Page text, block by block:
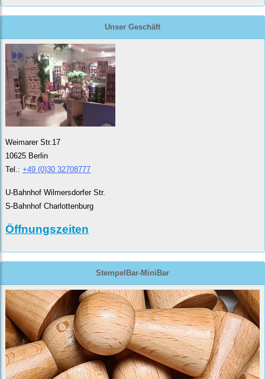
Unser Geschäft
Weimarer Str.17
10625 Berlin
Tel.: +49 (0)30 32708777
U-Bahnhof Wilmersdorfer Str.
S-Bahnhof Charlottenburg
Öffnungszeiten
StempelBar-MiniBar